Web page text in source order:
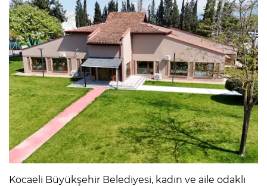
Kocaeli Büyükşehir Belediyesi, kadın ve aile odaklı